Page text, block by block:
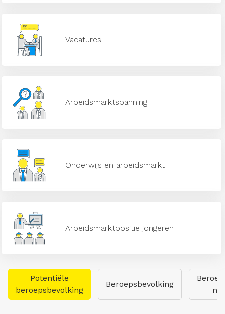
Vacatures
Arbeidsmarktspanning
Onderwijs en arbeidsmarkt
Arbeidsmarktpositie jongeren
Potentiële
beroepsbevolking
Beroepsbevolking